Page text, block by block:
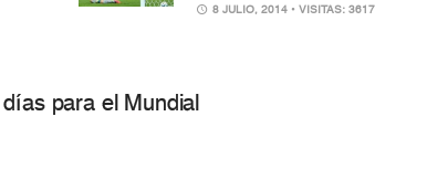
8 JULIO, 2014 • VISITAS: 3617
para el Mundial